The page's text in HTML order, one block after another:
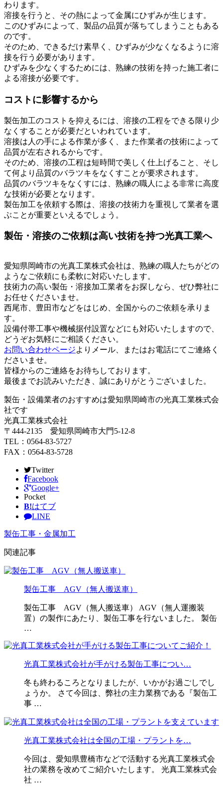
わります。
溶接を行うと、その熱によって金属にひずみが生じます。
このひずみによって、製品の品質が落ちてしまうこともある
のです。
そのため、できるだけ素早く、ひずみが少なくなるように溶
接を行う必要があります。
ひずみを少なくするためには、熟練の技術を持った施工者に
よる溶接が必要です。
コストに影響するから
製缶加工のコストを抑えるには、溶接の工程をできる限り少
なくすることが必要だといわれています。
溶接は人の手による作業が多く、また作業者の技術によって
品質が左右されるからです。
そのため、溶接の工程は短時間で美しく仕上げること、そし
て何より品質のバラツキをなくすことが要求されます。
品質のバラツキをなくすには、熟練の職人による非常に高度
な技術が必要となります。
製缶加工を依頼する際は、溶接の技術力を重視して業者を選
ぶことが重要といえるでしょう。
製缶・溶接のご依頼は高い技術を持つ光真工業へ
愛知県岡崎市の光真工業株式会社は、熟練の職人たちがどの
ようなご依頼にも柔軟に対応いたします。
技術力の高い製缶・溶接加工業者をお探しなら、ぜひ弊社に
お任せくださいませ。
西尾市、豊田市などをはじめ、全国からのご依頼を承りま
す。
設備付帯工事や機械据付設置などにも対応いたしますので、
どうぞお気軽にご相談ください。
お問い合わせページよりメール、またはお電話にてご連絡く
ださいませ。
皆様からのご連絡をお待ちしております。
最後までお読みいただき、誠にありがとうございました。
製缶・設備業者のおすすめは愛知県岡崎市の光真工業株式会
社です
光真工業株式会社
〒444-2135 愛知県岡崎市大門5-12-8
TEL：0564-83-5727
FAX：0564-83-5728
Twitter
Facebook
Google+
Pocket
B!はてブ
LINE
製缶工事・金属加工
関連記事
製缶工事 AGV（無人搬送車）
製缶工事 AGV（無人搬送車） AGV（無人運搬装
置）の製作にあたり、製缶工事を行ないました。 製缶
…
光真工業株式会社が手がける製缶工事につい…
冬も終わるころとなりましたが、いかがお過ごしでし
ょうか。 さて今回は、弊社の主力業務である『製缶工
事 …
光真工業株式会社は全国の工場・プラントを…
今回は、愛知県豊橋市などで活動する光真工業株式会
社の業務を改めてご紹介いたします。 光真工業株式会
社 …